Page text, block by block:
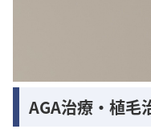
AGA治療・植毛